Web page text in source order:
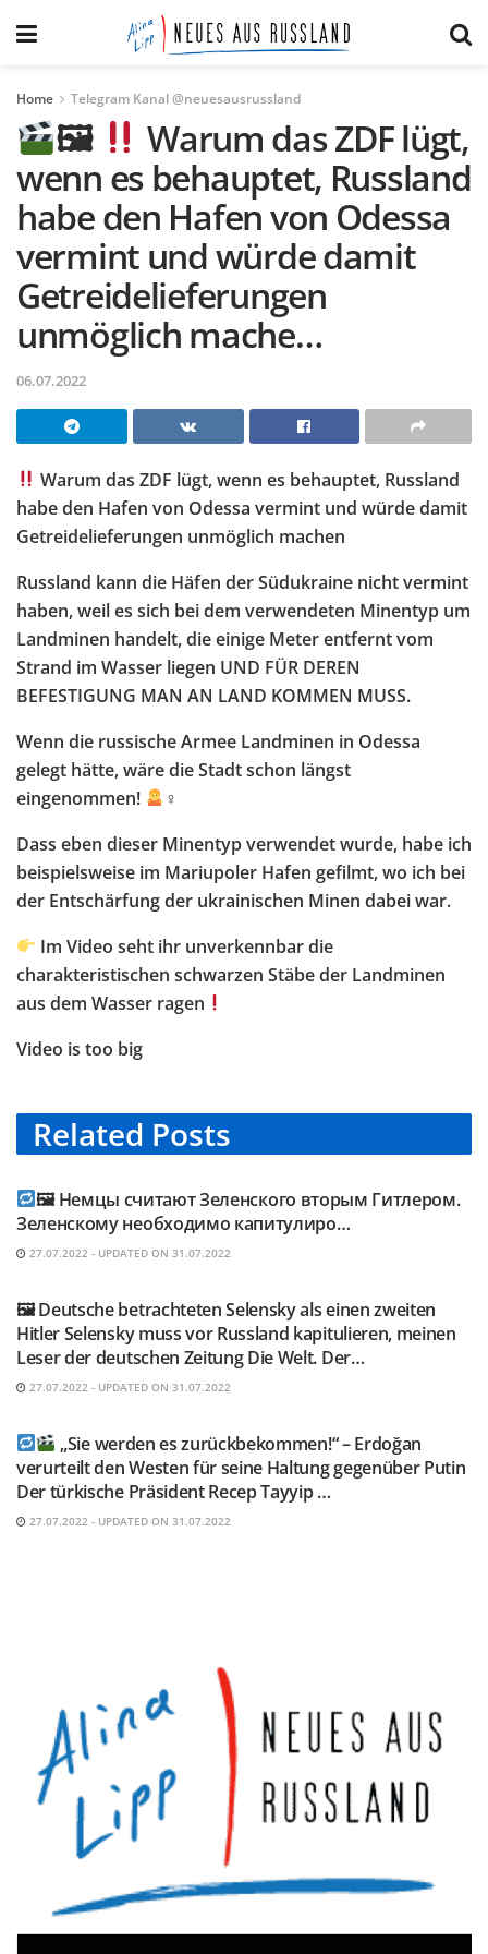
Home Telegram Kanal @neuesausrussland
🖼
Warum das ZDF lügt,
wenn es behauptet, Russland
habe den Hafen von Odessa
vermint und würde damit
Getreidelieferungen
unmöglich mache…
06.07.2022
Warum das ZDF lügt, wenn es behauptet, Russland
habe den Hafen von Odessa vermint und würde damit
Getreidelieferungen unmöglich machen
Russland kann die Häfen der Südukraine nicht vermint
haben, weil es sich bei dem verwendeten Minentyp um
Landminen handelt, die einige Meter entfernt vom
Strand im Wasser liegen UND FÜR DEREN
BEFESTIGUNG MAN AN LAND KOMMEN MUSS.
Wenn die russische Armee Landminen in Odessa
gelegt hätte, wäre die Stadt schon längst
eingenommen!
‍♀
Dass eben dieser Minentyp verwendet wurde, habe ich
beispielsweise im Mariupoler Hafen gefilmt, wo ich bei
der Entschärfung der ukrainischen Minen dabei war.
Im Video seht ihr unverkennbar die
charakteristischen schwarzen Stäbe der Landminen
aus dem Wasser ragen
Video is too big
Related Posts
TELEGRAM KANAL @NEUESAUSRUSSLAND
🖼 Немцы считают Зеленского вторым Гитлером.
Зеленскому необходимо капитулиро…
27.07.2022 - UPDATED ON 31.07.2022
🖼 Deutsche betrachteten Selensky als einen zweiten
Hitler Selensky muss vor Russland kapitulieren, meinen
Leser der deutschen Zeitung Die Welt. Der…
27.07.2022 - UPDATED ON 31.07.2022
„Sie werden es zurückbekommen!“ – Erdoğan
verurteilt den Westen für seine Haltung gegenüber Putin
Der türkische Präsident Recep Tayyip …
27.07.2022 - UPDATED ON 31.07.2022